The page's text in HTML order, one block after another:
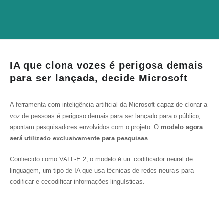
IA que clona vozes é perigosa demais
para ser lançada, decide Microsoft
A ferramenta com inteligência artificial da Microsoft capaz de clonar a
voz de pessoas é perigoso demais para ser lançado para o público,
apontam pesquisadores envolvidos com o projeto. O modelo agora
será utilizado exclusivamente para pesquisas.
Conhecido como VALL-E 2, o modelo é um codificador neural de
linguagem, um tipo de IA que usa técnicas de redes neurais para
codificar e decodificar informações linguísticas.